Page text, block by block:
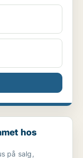
Rønne
hos
på salg,